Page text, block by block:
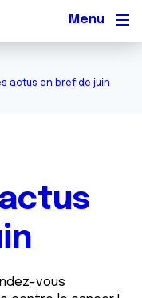
actus en bref de juin
vous